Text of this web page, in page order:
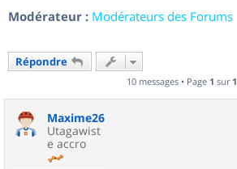
Modérateur : Modérateurs des Forums
Répondre
10 messages • Page 1 sur 1
Maxime26
Utagawist
e accro